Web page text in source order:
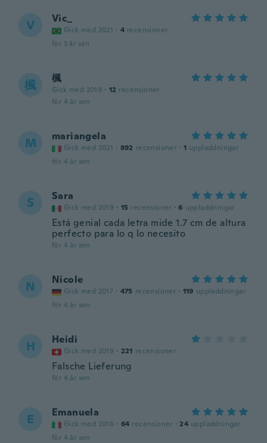
V Vic_
Gick med 2021 · 4 recensioner
för 3 år sen
楓 楓
Gick med 2019 · 12 recensioner
för 4 år sen
M mariangela
Gick med 2021 · 892 recensioner · 1 uppladdningar
för 4 år sen
S Sara
Gick med 2019 · 15 recensioner · 6 uppladdningar
Está genial cada letra mide 1.7 cm de altura
perfecto para lo q lo necesito
för 4 år sen
N Nicole
Gick med 2017 · 475 recensioner · 119 uppladdningar
för 4 år sen
H Heidi
Gick med 2019 · 221 recensioner
Falsche Lieferung
för 4 år sen
E Emanuela
Gick med 2016 · 64 recensioner · 24 uppladdningar
för 4 år sen